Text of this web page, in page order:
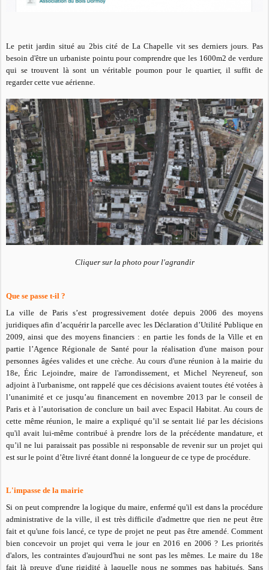
Le petit jardin situé au 2bis cité de La Chapelle vit ses derniers jours. Pas
besoin d'être un urbaniste pointu pour comprendre que les 1600m2 de verdure
qui se trouvent là sont un véritable poumon pour le quartier, il suffit de
regarder cette vue aérienne.
Cliquer sur la photo pour l'agrandir
Que se passe t-il ?
La ville de Paris s’est progressivement dotée depuis 2006 des moyens
juridiques afin d’acquérir la parcelle avec les Déclaration d’Utilité Publique en
2009, ainsi que des moyens financiers : en partie les fonds de la Ville et en
partie l’Agence Régionale de Santé pour la réalisation d'une maison pour
personnes âgées valides et une crèche. Au cours d'une réunion à la mairie du
18e, Éric Lejoindre, maire de l'arrondissement, et Michel Neyreneuf, son
adjoint à l'urbanisme, ont rappelé que ces décisions avaient toutes été votées à
l’unanimité et ce jusqu’au financement en novembre 2013 par le conseil de
Paris et à l’autorisation de conclure un bail avec Espacil Habitat. Au cours de
cette même réunion, le maire a expliqué qu’il se sentait lié par les décisions
qu'il avait lui-même contribué à prendre lors de la précédente mandature, et
qu’il ne lui paraissait pas possible ni responsable de revenir sur un projet qui
est sur le point d’être livré étant donné la longueur de ce type de procédure.
L'impasse de la mairie
Si on peut comprendre la logique du maire, enfermé qu'il est dans la procédure
administrative de la ville, il est très difficile d'admettre que rien ne peut être
fait et qu'une fois lancé, ce type de projet ne peut pas être amendé. Comment
bien concevoir un projet qui verra le jour en 2016 en 2006 ? Les priorités
d'alors, les contraintes d'aujourd'hui ne sont pas les mêmes. Le maire du 18e
fait là preuve d'une rigidité à laquelle nous ne sommes pas habitués. Sans